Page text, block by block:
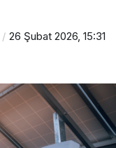
26 Şubat 2026, 15:31